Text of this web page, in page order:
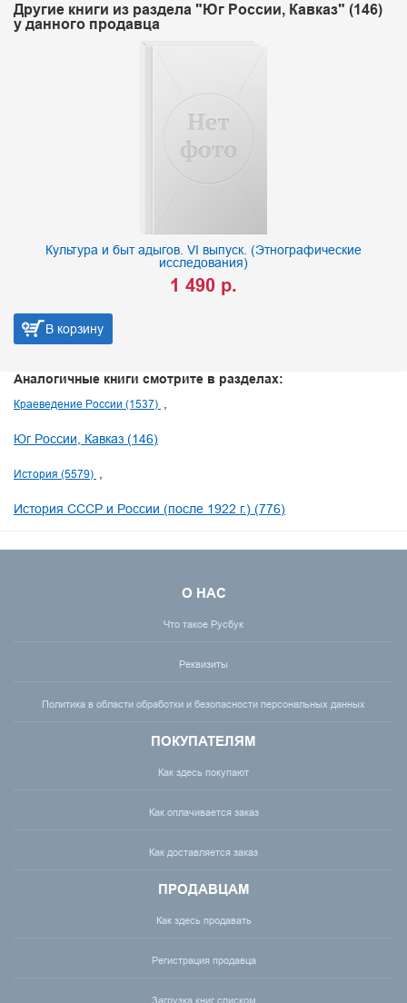
Другие книги из раздела "Юг России, Кавказ" (146)
у данного продавца
Культура и быт адыгов. VI выпуск. (Этнографические
исследования)
1 490 р.
В корзину
Аналогичные книги смотрите в разделах:
Краеведение России (1537)
Юг России, Кавказ (146)
История (5579)
История СССР и России (после 1922 г.) (776)
О НАС
Что такое Русбук
Реквизиты
Политика в области обработки и безопасности персональных данных
ПОКУПАТЕЛЯМ
Как здесь покупают
Как оплачивается заказ
Как доставляется заказ
ПРОДАВЦАМ
Как здесь продавать
Регистрация продавца
Загрузка книг списком